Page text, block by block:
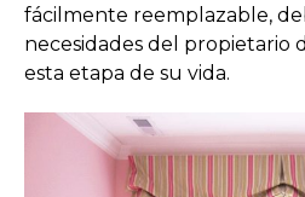
fácilmente reemplazable,
necesidades del propietario
esta etapa de su vida.